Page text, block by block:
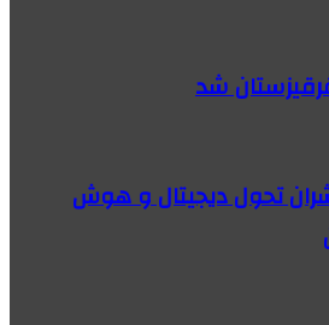
شد
تحول دیجیتال و هوش